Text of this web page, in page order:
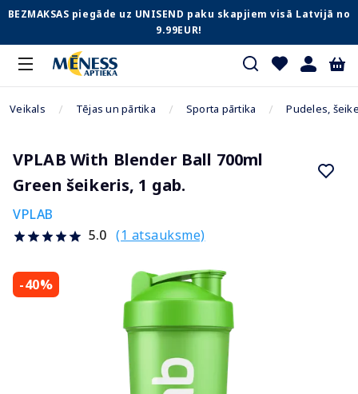
BEZMAKSAS piegāde uz UNISEND paku skapjiem visā Latvijā no
9.99EUR!
Veikals Tējas un pārtika Sporta pārtika Pudeles,
VPLAB With Blender Ball 700ml
Green šeikeris, 1 gab.
VPLAB
5.0 (1 atsauksme)
-40%